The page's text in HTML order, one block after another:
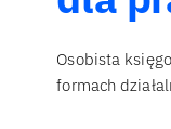
Osobista
formach